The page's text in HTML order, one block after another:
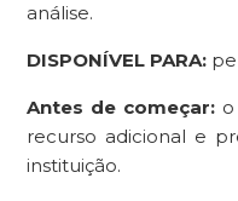
análise.
DISPONÍVEL PARA:
Antes de começar:
recurso adicional e
instituição.